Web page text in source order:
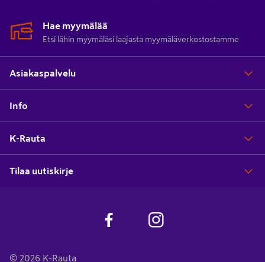
Hae myymälää
Etsi lähin myymäläsi laajasta myymäläverkostostamme
Asiakaspalvelu
Info
K-Rauta
Tilaa uutiskirje
© 2026 K-Rauta